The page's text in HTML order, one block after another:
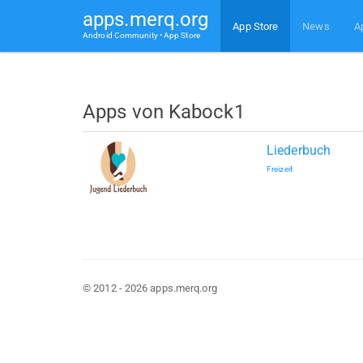
apps.merq.org
Android Community • App Store
App Store News
Apps von Kabock1
Liederbuch
Freizeit
© 2012 - 2026 apps.merq.org